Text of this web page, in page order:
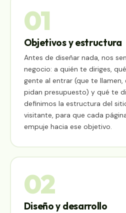
01
Objetivos y estructura
Antes de diseñar nada, nos
negocio: a quién te diriges,
gente al entrar (que te llamen,
pidan presupuesto) y qué te
definimos la estructura del
visitante, para que cada
empuje hacia ese objetivo.
02
Diseño y desarrollo